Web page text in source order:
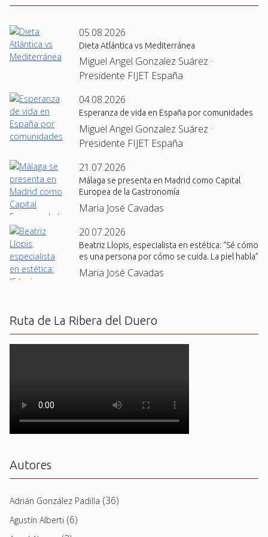
05.08.2026
Dieta Atlántica vs Mediterránea
Miguel Angel Gonzalez Suárez ·
Presidente FIJET España
04.08.2026
Esperanza de vida en España por comunidades
Miguel Angel Gonzalez Suárez ·
Presidente FIJET España
21.07.2026
Málaga se presenta en Madrid como Capital
Europea de la Gastronomía
Maria José Cavadas
20.07.2026
Beatriz Llopis, especialista en estética: “Sé cómo
es una persona por cómo se cuida. La piel habla”
Maria José Cavadas
Ruta de La Ribera del Duero
Autores
Adrián González Padilla (36)
Agustín Alberti (6)